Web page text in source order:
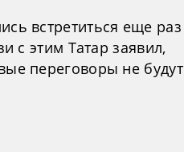
встретиться еще раз
с этим Татар заявил,
переговоры не будут